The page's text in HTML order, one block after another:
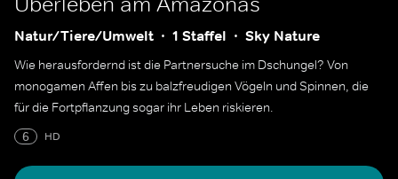
Natur/Tiere/Umwelt 1 Staffel Sky Nature
Wie herausfordernd ist die Partnersuche im Dschungel? Von
monogamen Affen bis zu balzfreudigen Vögeln und Spinnen, die
für die Fortpflanzung sogar ihr Leben riskieren.
6
HD